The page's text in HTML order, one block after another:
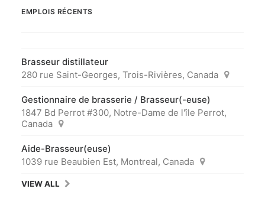
EMPLOIS RÉCENTS
Brasseur distillateur
280 rue Saint-Georges, Trois-Rivières, Canada
Gestionnaire de brasserie / Brasseur(-euse)
1847 Bd Perrot #300, Notre-Dame de l'île Perrot,
Canada
Aide-Brasseur(euse)
1039 rue Beaubien Est, Montreal, Canada
VIEW ALL